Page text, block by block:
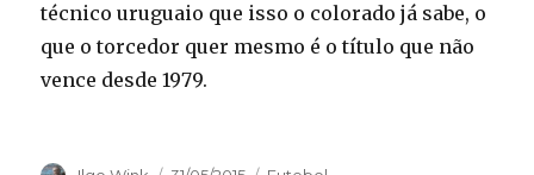
técnico uruguaio que isso o colorado já sabe, o
que o torcedor quer mesmo é o título que não
vence desde 1979.